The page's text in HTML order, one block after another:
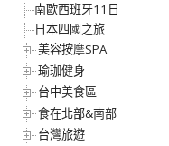
南歐西班牙11日
日本四國之旅
美容按摩SPA
瑜珈健身
台中美食區
食在北部&南部
台灣旅遊